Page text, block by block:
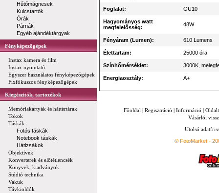
Hűtőmágnesek
Kulcstartók
Órák
Párnák
Egyéb ajándéktárgyak
Fényképezőgépek
Instax kamera és film
Instax nyomtató
Egyszer használatos fényképezőgépek
Fixfókuszos fényképezőgépek
Kiegészítők, tartozékok
Memóriakártyák és háttértárak
Tokok
Táskák
Fotós táskák
Notebook táskák
Hátizsákok
Objektívek
Konverterek és előtétlencsék
Könyvek, kiadványok
Stúdió technika
Vakuk
Távkioldók
Foglalat: GU10
Hagyományos watt
megfelelősség:
48W
Fényáram (Lumen): 610 Lumens
Élettartam: 25000 óra
Színhőmérséklet: 3000K,
Energiaosztály: A+
Főoldal | Regisztráció | Információ |
Vásárlói
Utolsó
© FotoMarket -